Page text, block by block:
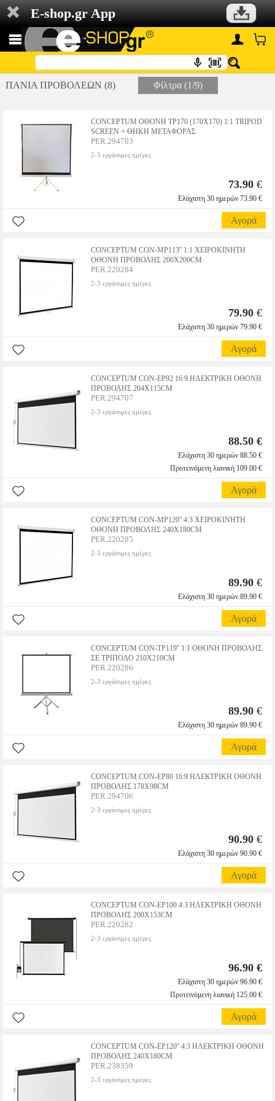
E-shop.gr App
ΠΑΝΙΑ ΠΡΟΒΟΛΕΩΝ (8) Φίλτρα (1/9)
CONCEPTUM ΟΘΟΝΗ TP170 (170X170) 1:1 TRIPOD
SCREEN + ΘΗΚΗ ΜΕΤΑΦΟΡΑΣ
PER.294703
2-3 εργάσιμες ημέρες
73.90 €
Ελάχιστη 30 ημερών 73.90 €
Αγορά
CONCEPTUM CON-MP113'' 1:1 ΧΕΙΡΟΚΙΝΗΤΗ
ΟΘΟΝΗ ΠΡΟΒΟΛΗΣ 200X200CM
PER.220284
2-3 εργάσιμες ημέρες
79.90 €
Ελάχιστη 30 ημερών 79.90 €
Αγορά
CONCEPTUM CON-EP92 16:9 ΗΛΕΚΤΡΙΚΗ ΟΘΟΝΗ
ΠΡΟΒΟΛΗΣ 204X115CM
PER.294707
2-3 εργάσιμες ημέρες
88.50 €
Ελάχιστη 30 ημερών 88.50 €
Προτεινόμενη λιανική 109.00 €
Αγορά
CONCEPTUM CON-MP120'' 4:3 ΧΕΙΡΟΚΙΝΗΤΗ
ΟΘΟΝΗ ΠΡΟΒΟΛΗΣ 240X180CM
PER.220285
2-3 εργάσιμες ημέρες
89.90 €
Ελάχιστη 30 ημερών 89.90 €
Αγορά
CONCEPTUM CON-TP119'' 1:1 ΟΘΟΝΗ ΠΡΟΒΟΛΗΣ
ΣΕ ΤΡΙΠΟΔΟ 210X210CM
PER.220286
2-3 εργάσιμες ημέρες
89.90 €
Ελάχιστη 30 ημερών 89.90 €
Αγορά
CONCEPTUM CON-EP80 16:9 ΗΛΕΚΤΡΙΚΗ ΟΘΟΝΗ
ΠΡΟΒΟΛΗΣ 178X98CM
PER.294706
2-3 εργάσιμες ημέρες
90.90 €
Ελάχιστη 30 ημερών 90.90 €
Αγορά
CONCEPTUM CON-EP100 4:3 ΗΛΕΚΤΡΙΚΗ ΟΘΟΝΗ
ΠΡΟΒΟΛΗΣ 200X153CM
PER.220282
2-3 εργάσιμες ημέρες
96.90 €
Ελάχιστη 30 ημερών 96.90 €
Προτεινόμενη λιανική 125.00 €
Αγορά
CONCEPTUM CON-EP120'' 4:3 ΗΛΕΚΤΡΙΚΗ ΟΘΟΝΗ
ΠΡΟΒΟΛΗΣ 240X180CM
PER.238359
2-3 εργάσιμες ημέρες